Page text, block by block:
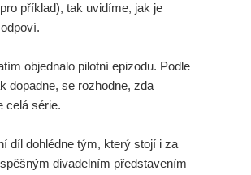
příklad), tak uvidíme, jak je
objednalo pilotní epizodu. Podle
dopadne, se rozhodne, zda
celá série.
díl dohlédne tým, který stojí i za
divadelním představením